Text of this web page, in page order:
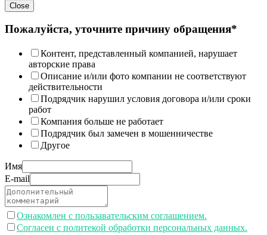
Close
Пожалуйста, уточните причину обращения*
Контент, представленный компанией, нарушает
авторские права
Описание и/или фото компании не соответствуют
действительности
Подрядчик нарушил условия договора и/или сроки
работ
Компания больше не работает
Подрядчик был замечен в мошенничестве
Другое
Имя
E-mail
Ознакомлен с пользавательским соглашением.
Согласен с политекой обработки персональных данных.